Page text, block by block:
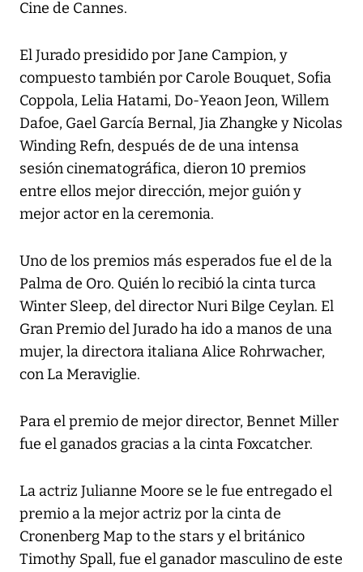
Cine de Cannes.
El Jurado presidido por Jane Campion, y
compuesto también por Carole Bouquet, Sofia
Coppola, Lelia Hatami, Do-Yeaon Jeon, Willem
Dafoe, Gael García Bernal, Jia Zhangke y Nicolas
Winding Refn, después de de una intensa
sesión cinematográfica, dieron 10 premios
entre ellos mejor dirección, mejor guión y
mejor actor en la ceremonia.
Uno de los premios más esperados fue el de la
Palma de Oro. Quién lo recibió la cinta turca
Winter Sleep, del director Nuri Bilge Ceylan. El
Gran Premio del Jurado ha ido a manos de una
mujer, la directora italiana Alice Rohrwacher,
con La Meraviglie.
Para el premio de mejor director, Bennet Miller
fue el ganados gracias a la cinta Foxcatcher.
La actriz Julianne Moore se le fue entregado el
premio a la mejor actriz por la cinta de
Cronenberg Map to the stars y el británico
Timothy Spall, fue el ganador masculino de este